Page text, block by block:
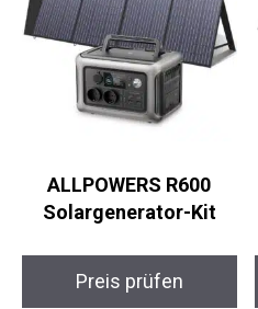
ALLPOWERS R600
Solargenerator-Kit
Preis prüfen